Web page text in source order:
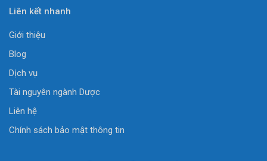
Liên kết nhanh
Giới thiệu
Blog
Dịch vụ
Tài nguyên ngành Dược
Liên hệ
Chính sách bảo mật thông tin